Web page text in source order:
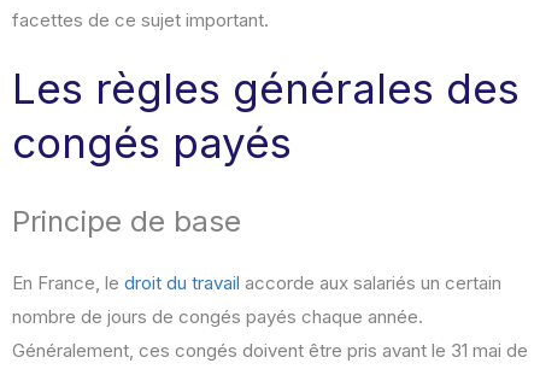
facettes de ce sujet important.
Les règles générales des
congés payés
Principe de base
En France, le droit du travail accorde aux salariés un certain
nombre de jours de congés payés chaque année.
Généralement, ces congés doivent être pris avant le 31 mai de